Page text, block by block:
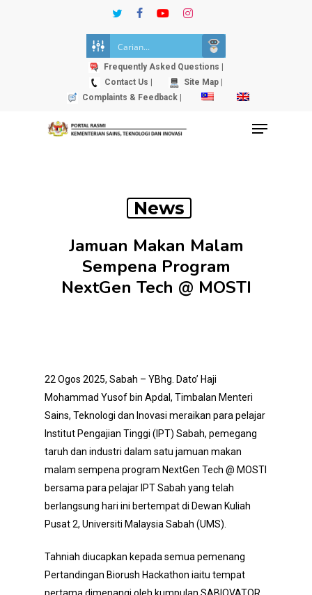
twitterfacebookyoutubeinstagram
Frequently Asked Questions |
Contact Us |
Site Map |
Complaints & Feedback |
Menu
News
Jamuan Makan Malam
Sempena Program
NextGen Tech @ MOSTI
22 Ogos 2025, Sabah – YBhg. Dato’ Haji
Mohammad Yusof bin Apdal, Timbalan Menteri
Sains, Teknologi dan Inovasi meraikan para pelajar
Institut Pengajian Tinggi (IPT) Sabah, pemegang
taruh dan industri dalam satu jamuan makan
malam sempena program NextGen Tech @ MOSTI
bersama para pelajar IPT Sabah yang telah
berlangsung hari ini bertempat di Dewan Kuliah
Pusat 2, Universiti Malaysia Sabah (UMS).
Tahniah diucapkan kepada semua pemenang
Pertandingan Biorush Hackathon iaitu tempat